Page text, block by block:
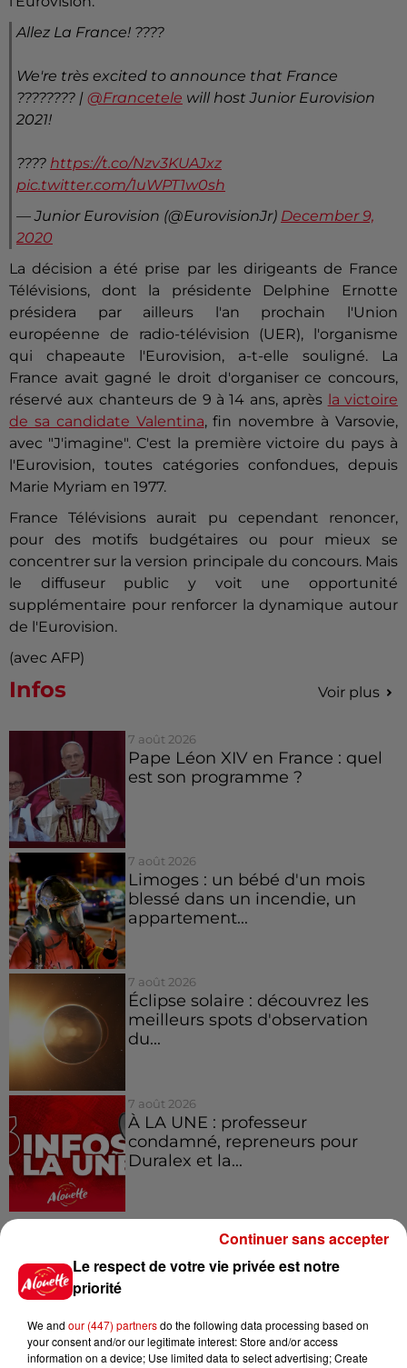
Allez La France! ????
We're très excited to announce that France
???????? | @Francetele will host Junior Eurovision
2021!
???? https://t.co/Nzv3KUAJxz
pic.twitter.com/1uWPT1w0sh
— Junior Eurovision (@EurovisionJr) December 9,
2020
La décision a été prise par les dirigeants de France
Télévisions, dont la présidente Delphine Ernotte
présidera par ailleurs l'an prochain l'Union
européenne de radio-télévision (UER), l'organisme
qui chapeaute l'Eurovision, a-t-elle souligné. La
France avait gagné le droit d'organiser ce concours,
réservé aux chanteurs de 9 à 14 ans, après la victoire
de sa candidate Valentina, fin novembre à Varsovie,
avec "J'imagine". C'est la première victoire du pays à
l'Eurovision, toutes catégories confondues, depuis
Marie Myriam en 1977.
France Télévisions aurait pu cependant renoncer,
pour des motifs budgétaires ou pour mieux se
concentrer sur la version principale du concours. Mais
le diffuseur public y voit une opportunité
supplémentaire pour renforcer la dynamique autour
de l'Eurovision.
(avec AFP)
Infos Voir plus
7 août 2026
Pape Léon XIV en France : quel
est son programme ?
7 août 2026
Limoges : un bébé d'un mois
blessé dans un incendie, un
appartement...
7 août 2026
Éclipse solaire : découvrez les
meilleurs spots d'observation
du...
7 août 2026
À LA UNE : professeur
condamné, repreneurs pour
Duralex et la...
Jeux Voir plus
pour l'un des zoos de nos
régions !
Le respect de votre vie privée est notre
priorité
We and our (447) partnersdo the following data processing based on
your consent and/or our legitimate interest: Store and/or access
information on a device; Use limited data to select advertising; Create
Continuer sans accepter